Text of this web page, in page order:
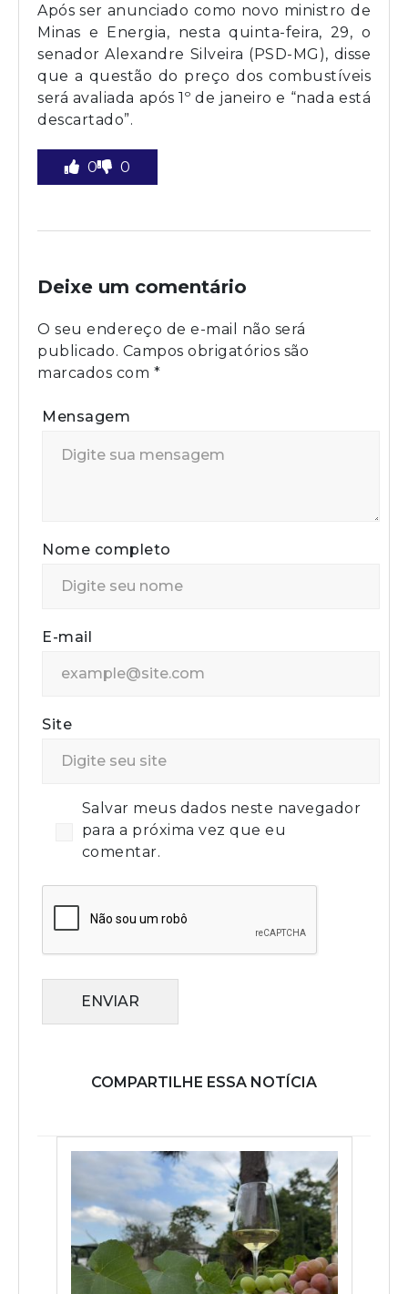
Após ser anunciado como novo ministro de
Minas e Energia, nesta quinta-feira, 29, o
senador Alexandre Silveira (PSD-MG), disse
que a questão do preço dos combustíveis
será avaliada após 1º de janeiro e “nada está
descartado”.
0 0
Deixe um comentário
O seu endereço de e-mail não será
publicado. Campos obrigatórios são
marcados com *
Mensagem
Nome completo
E-mail
Site
Salvar meus dados neste navegador
para a próxima vez que eu
comentar.
ENVIAR
COMPARTILHE ESSA NOTÍCIA